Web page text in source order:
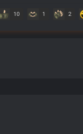
10 1 2